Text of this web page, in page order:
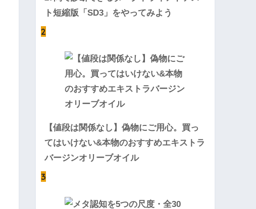
ト短縮版「SD3」をやってみよう
2
【値段は関係なし】偽物にご用心。買っ
てはいけない&本物のおすすめエキストラ
バージンオリーブオイル
3